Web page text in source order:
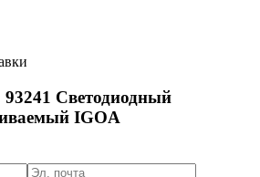
93241 Светодиодный
IGOA